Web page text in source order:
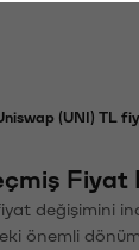
(UNI) TL
Fiyat
değişimini
önemli